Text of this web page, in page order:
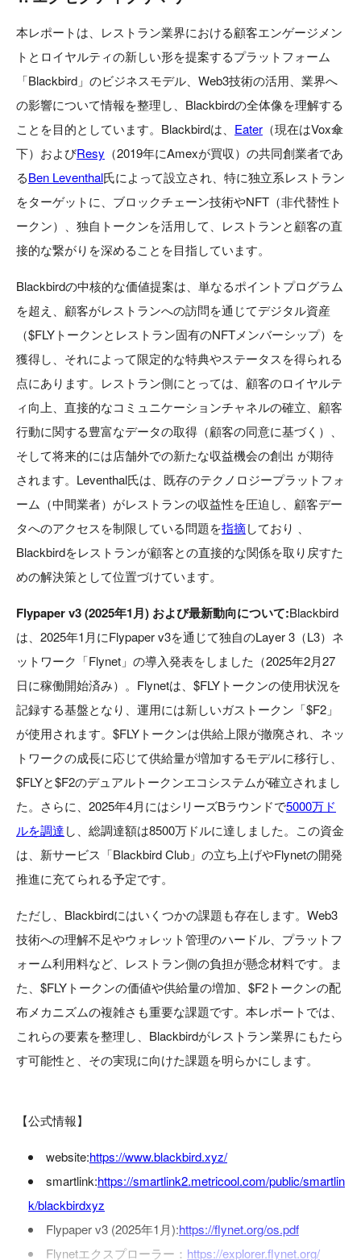
本レポートは、レストラン業界における顧客エンゲージメン
トとロイヤルティの新しい形を提案するプラットフォーム
「Blackbird」のビジネスモデル、Web3技術の活用、業界へ
の影響について情報を整理し、Blackbirdの全体像を理解する
ことを目的としています。Blackbirdは、 Eater （現在はVox傘
下）およびResy （2019年にAmexが買収）の共同創業者であ
るBen Leventhal氏によって設立され、特に独立系レストラン
をターゲットに、ブロックチェーン技術やNFT（非代替性ト
ークン）、独自トークンを活用して、レストランと顧客の直
接的な繋がりを深めることを目指しています。
Blackbirdの中核的な価値提案は、単なるポイントプログラム
を超え、顧客がレストランへの訪問を通じてデジタル資産
（$FLYトークンとレストラン固有のNFTメンバーシップ）を
獲得し、それによって限定的な特典やステータスを得られる
点にあります。レストラン側にとっては、顧客のロイヤルテ
ィ向上、直接的なコミュニケーションチャネルの確立、顧客
行動に関する豊富なデータの取得（顧客の同意に基づく）、
そして将来的には店舗外での新たな収益機会の創出 が期待
されます。Leventhal氏は、既存のテクノロジープラットフォ
ーム（中間業者）がレストランの収益性を圧迫し、顧客デー
タへのアクセスを制限している問題を指摘しており 、
Blackbirdをレストランが顧客との直接的な関係を取り戻すた
めの解決策として位置づけています。
Flypaper v3 (2025年1月) および最新動向について:Blackbird
は、2025年1月にFlypaper v3を通じて独自のLayer 3（L3）ネ
ットワーク「Flynet」の導入発表をしました（2025年2月27
日に稼働開始済み）。Flynetは、$FLYトークンの使用状況を
記録する基盤となり、運用には新しいガストークン「$F2」
が使用されます。$FLYトークンは供給上限が撤廃され、ネッ
トワークの成長に応じて供給量が増加するモデルに移行し、
$FLYと$F2のデュアルトークンエコシステムが確立されまし
た。さらに、2025年4月にはシリーズBラウンドで5000万ド
ルを調達し、総調達額は8500万ドルに達しました。この資金
は、新サービス「Blackbird Club」の立ち上げやFlynetの開発
推進に充てられる予定です。
ただし、Blackbirdにはいくつかの課題も存在します。Web3
技術への理解不足やウォレット管理のハードル、プラットフ
ォーム利用料など、レストラン側の負担が懸念材料です。ま
た、$FLYトークンの価値や供給量の増加、$F2トークンの配
布メカニズムの複雑さも重要な課題です。本レポートでは、
これらの要素を整理し、Blackbirdがレストラン業界にもたら
す可能性と、その実現に向けた課題を明らかにします。
【公式情報】
website:https://www.blackbird.xyz/
smartlink:https://smartlink2.metricool.com/public/smartlin
k/blackbirdxyz
Flypaper v3 (2025年1月):https://flynet.org/os.pdf
Flynetエクスプローラー： https://explorer.flynet.org/